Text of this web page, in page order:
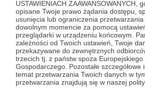
USTAWIENIACH ZAAWANSOWANYCH,
opisane Twoje prawo żądania dostępu,
usunięcia lub ograniczenia
dowolnym momencie za pomocą
przeglądarki w urządzeniu końcowym.
zależności od Twoich ustawień, Twoje
przekazywane do zewnętrznych
trzecich tj. z państw spoza Europejskiego
Gospodarczego. Pozostałe szczegółowe
temat przetwarzania Twoich danych w
przetwarzania znajdują się w naszej
Wesprzyj działalność AutoraNa
już teraz!
Zostań